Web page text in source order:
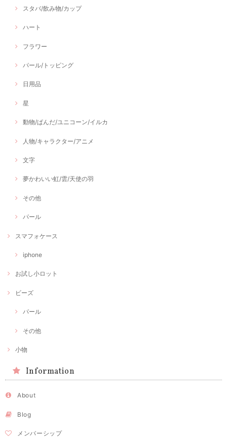
スタバ/飲み物/カップ
ハート
フラワー
パール/トッピング
日用品
星
動物/ぱんだ/ユニコーン/イルカ
人物/キャラクター/アニメ
文字
夢かわいい虹/雲/天使の羽
その他
パール
スマフォケース
iphone
お試し小ロット
ビーズ
パール
その他
小物
Information
About
Blog
メンバーシップ